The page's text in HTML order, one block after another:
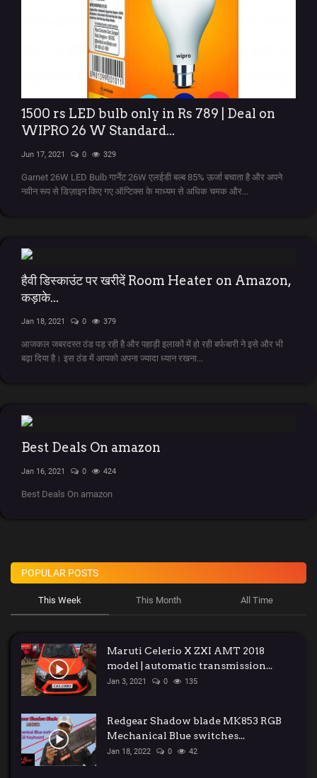
1500 rs LED bulb only in Rs 789 | Deal on
WIPRO 26 W Standard...
Jun 17, 2021 0 329
Garnet 26W LED Bulb गार्नेट 26W एलईडी बल्ब 85% ऊर्जा बचाता है और अपने
नवीन रूप से डिज़ाइन किए गए ऑप्टिक्स के माध्यम से अधिक चमक और...
हैवी डिस्काउंट पर खरीदें Room Heater on Amazon,
कड़ाके...
Jan 18, 2021 0 379
आजकल जबरदस्त ठंड पड़ रही है और पहाड़ी इलाकों में हो रही बर्फबारी ने इसे और भी
बढ़ा दिया है। इस ठंड में आपको अपना ज्यादा ध्यान रखना...
Best Deals On amazon
Jan 16, 2021 0 424
Best Deals On amazon
POPULAR POSTS
This Week This Month All Time
Maruti Celerio X ZXI AMT 2018
model | automatic transmission...
Jan 3, 2021 0 135
Redgear Shadow blade MK853 RGB
Mechanical Blue switches...
Jan 18, 2022 0 42